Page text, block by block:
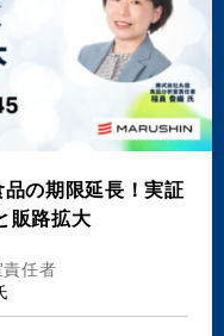
品の期限延長！実証
販路拡大
任者